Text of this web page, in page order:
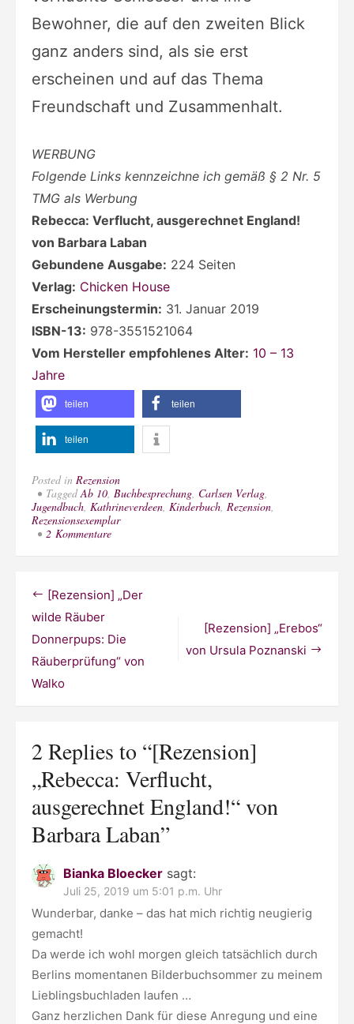
Bewohner, die auf den zweiten Blick
ganz anders sind, als sie erst
erscheinen und auf das Thema
Freundschaft und Zusammenhalt.
WERBUNG
Folgende Links kennzeichne ich gemäß § 2 Nr. 5
TMG als Werbung
Rebecca: Verflucht, ausgerechnet England!
von Barbara Laban
Gebundene Ausgabe: 224 Seiten
Verlag: Chicken House
Erscheinungstermin: 31. Januar 2019
ISBN-13: 978-3551521064
Vom Hersteller empfohlenes Alter: 10 – 13
Jahre
teilen teilen
teilen
Posted in Rezension
TaggedAb 10 Buchbesprechung Carlsen Verlag
Jugendbuch Kathrineverdeen Kinderbuch Rezension
Rezensionsexemplar
2 Kommentarezu
England!“
Laban
Beitragsnavigation
[Rezension] „Erebos“
von Ursula Poznanski
[Rezension] „Der
wilde Räuber
Donnerpups: Die
Räuberprüfung“ von
Walko
2 Replies to “[Rezension]
„Rebecca: Verflucht,
ausgerechnet England!“ von
Barbara Laban”
Bianka Bloecker sagt:
Juli 25, 2019 um 5:01 p.m. Uhr
Wunderbar, danke – das hat mich richtig neugierig
gemacht!
Da werde ich wohl morgen gleich tatsächlich durch
Berlins momentanen Bilderbuchsommer zu meinem
Lieblingsbuchladen laufen …
Ganz herzlichen Dank für diese Anregung und eine